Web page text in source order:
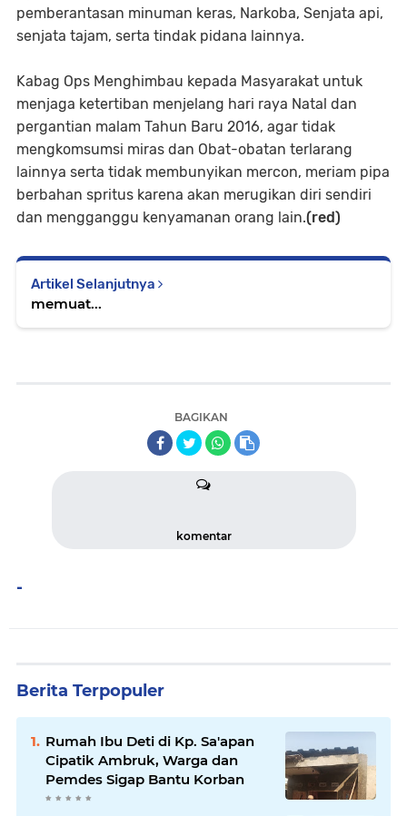
pemberantasan minuman keras, Narkoba, Senjata api,
senjata tajam, serta tindak pidana lainnya.
Kabag Ops Menghimbau kepada Masyarakat untuk
menjaga ketertiban menjelang hari raya Natal dan
pergantian malam Tahun Baru 2016, agar tidak
mengkomsumsi miras dan Obat-obatan terlarang
lainnya serta tidak membunyikan mercon, meriam pipa
berbahan spritus karena akan merugikan diri sendiri
dan mengganggu kenyamanan orang lain.(red)
Artikel Selanjutnya
memuat...
BAGIKAN
komentar
-
Berita Terpopuler
Rumah Ibu Deti di Kp. Sa'apan
Cipatik Ambruk, Warga dan
Pemdes Sigap Bantu Korban